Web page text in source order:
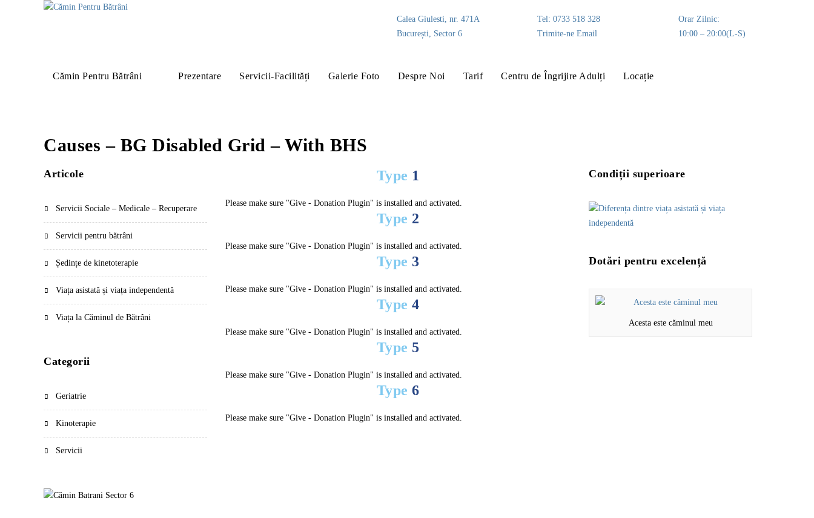
Calea Giulesti, nr. 471A
București, Sector 6
Tel: 0733 518 328
Trimite-ne Email
Orar Zilnic:
10:00 – 20:00(L-S)
Cămin Pentru Bătrâni Prezentare Servicii-Facilități Galerie Foto Despre Noi Tarif Centru de Îngrijire Adulți Locație
Causes – BG Disabled Grid – With BHS
Articole
Servicii Sociale – Medicale – Recuperare
Servicii pentru bătrâni
Ședințe de kinetoterapie
Viața asistată și viața independentă
Viața la Căminul de Bătrâni
Categorii
Geriatrie
Kinoterapie
Servicii
Type 1
Please make sure "Give - Donation Plugin" is installed and activated.
Type 2
Please make sure "Give - Donation Plugin" is installed and activated.
Type 3
Please make sure "Give - Donation Plugin" is installed and activated.
Type 4
Please make sure "Give - Donation Plugin" is installed and activated.
Type 5
Please make sure "Give - Donation Plugin" is installed and activated.
Type 6
Please make sure "Give - Donation Plugin" is installed and activated.
Condiții superioare
Dotări pentru excelență
Acesta este căminul meu